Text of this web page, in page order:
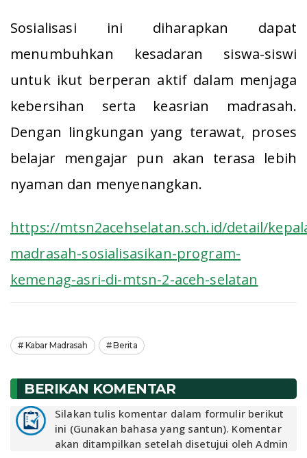
Sosialisasi ini diharapkan dapat
menumbuhkan kesadaran siswa-siswi
untuk ikut berperan aktif dalam menjaga
kebersihan serta keasrian madrasah.
Dengan lingkungan yang terawat, proses
belajar mengajar pun akan terasa lebih
nyaman dan menyenangkan.
https://mtsn2acehselatan.sch.id/detail/
madrasah-sosialisasikan-program-
kemenag-asri-di-mtsn-2-aceh-selatan
Kabar Madrasah Berita
BERIKAN KOMENTAR
Silakan tulis komentar dalam formulir berikut
ini (Gunakan bahasa yang santun). Komentar
akan ditampilkan setelah disetujui oleh Admin